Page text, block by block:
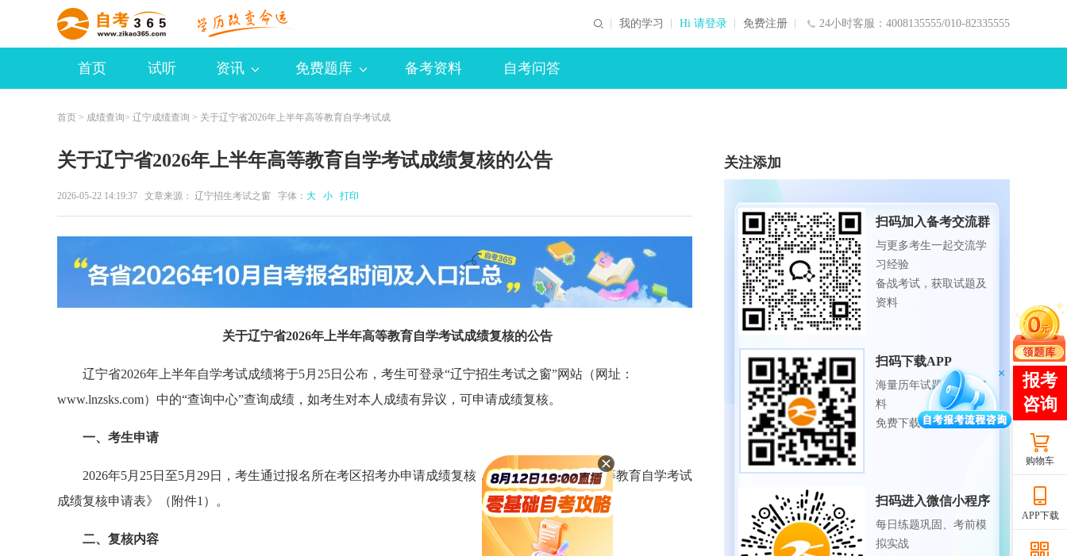
24小时客服：4008135555/010-82335555
我的学习 Hi 请登录 免费注册
首页 试听 资讯 免费题库 备考资料 自考问答
首页 > 成绩查询> 辽宁成绩查询 > 关于辽宁省2026年上半年高等教育自学考试成
关于辽宁省2026年上半年高等教育自学考试成绩复核的公告
2026-05-22 14:19:37 文章来源： 辽宁招生考试之窗 字体： 大 小 打印
关于辽宁省2026年上半年高等教育自学考试成绩复核的公告
辽宁省2026年上半年自学考试成绩将于5月 25日公布，考生可登录“辽宁招生考试之窗”网站（网址：
www.lnzsks.com）中的“查询中心”查询成绩，如考生对本人成绩有异议，可申请成绩复核。
一、考生申请
2026年5月25日至5月29日，考生通过报名所在考区招考办申请成绩复核，填写提交《辽宁省高等教育自学考试
成绩复核申请表》（附件1）。
二、复核内容
关注添加
扫码加入备考交流群
与更多考生一起交流学
习经验
备战考试，获取试题及
资料
扫码下载APP
海量历年试题、备考资
料
免费下载领取
扫码进入微信小程序
每日练题巩固、考前模
拟实战
购物车
APP下载